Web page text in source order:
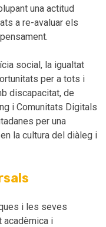
una actitud
a re-avaluar els
social, la igualtat
per a tots i
discapacitat, de
i Comunitats Digitals
per una
la cultura del diàleg i
i les seves
acadèmica i